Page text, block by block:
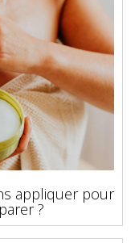
appliquer pour
?